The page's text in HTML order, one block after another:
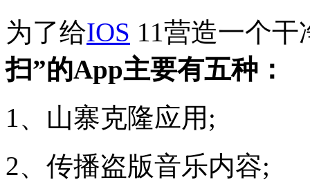
为了给IOS 11营造一个干
扫”的App主要有五种：
1、山寨克隆应用;
2、传播盗版音乐内容;